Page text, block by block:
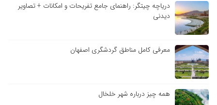
دریاچه چیتگر: راهنمای جامع تفریحات و امکانات + تصاویر
دیدنی
معرفی کامل مناطق گردشگری اصفهان
همه چیز درباره شهر خلخال